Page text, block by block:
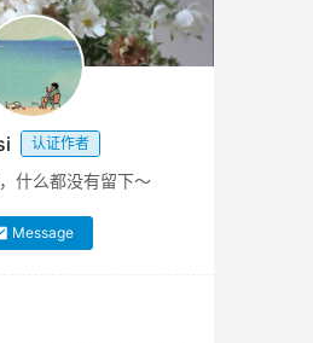
认证作者
什么都没有留下～
Message